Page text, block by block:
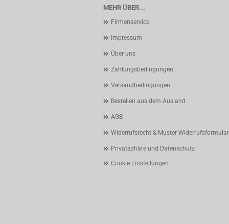
MEHR ÜBER...
Firmenservice
Impressum
Über uns
Zahlungsbedingungen
Versandbedingungen
Bestellen aus dem Ausland
AGB
Widerrufsrecht & Muster-Widerrufsformular
Privatsphäre und Datenschutz
Cookie Einstellungen